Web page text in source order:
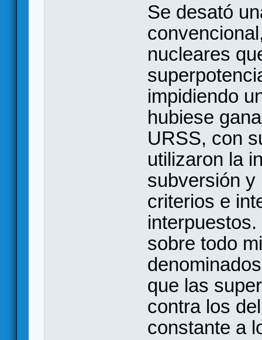
Se desató
nucleares
impidiendo
hubiese
URSS, con
utilizaron la
subversión y
criterios e
sobre todo
que las
contra los
constante a